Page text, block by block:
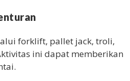
forklift, pallet jack, troli,
ini dapat memberikan